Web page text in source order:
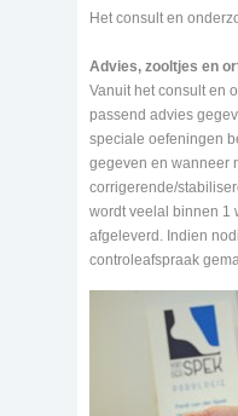
Het consult en
Advies, zooltjes en
Vanuit het consult en
passend advies
speciale oefeningen
gegeven en wanneer
corrigerende/
wordt veelal binnen 1
afgeleverd. Indien
controleafspraak